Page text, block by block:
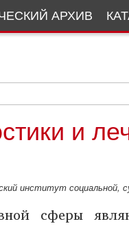
АРХИВ
и
институт социальной,
сферы